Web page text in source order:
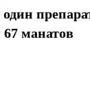
67 манатов